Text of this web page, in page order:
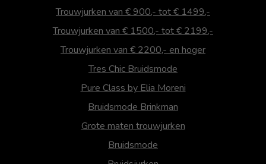
Trouwjurken van € 900,- tot € 1499,-
Trouwjurken van € 1500,- tot € 2199,-
Trouwjurken van € 2200,- en hoger
Tres Chic Bruidsmode
Pure Class by Elia Moreni
Bruidsmode Brinkman
Grote maten trouwjurken
Bruidsmode